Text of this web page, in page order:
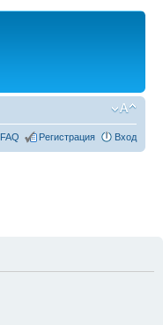
FAQ Регистрация Вход